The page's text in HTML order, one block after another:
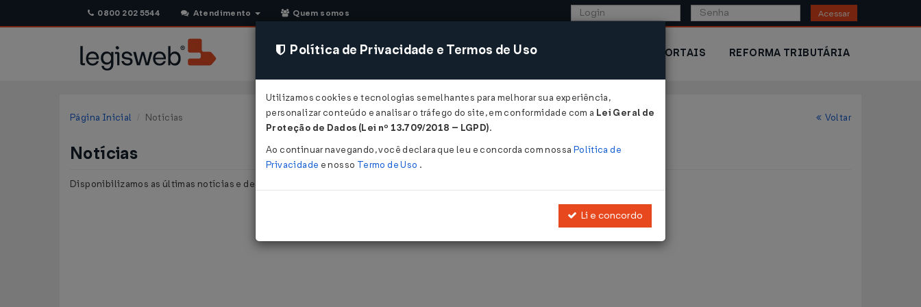
0800 202 5544 Atendimento Quem somos Acessar
CONSULTORIA SISTEMAS COMÉRCIO EXTERIOR PORTAIS REFORMA TRIBUTÁRIA
Página Inicial Notícias Voltar
Notícias
Disponibilizamos as últimas notícias e destaques publicadas pelo LegisWeb.
Política de Privacidade e Termos de Uso
Utilizamos cookies e tecnologias semelhantes para melhorar sua experiência,
personalizar conteúdo e analisar o tráfego do site, em conformidade com a Lei Geral de
Proteção de Dados (Lei nº 13.709/2018 – LGPD).
Ao continuar navegando, você declara que leu e concorda com nossa Política de
Privacidade e nosso Termo de Uso .
Li e concordo